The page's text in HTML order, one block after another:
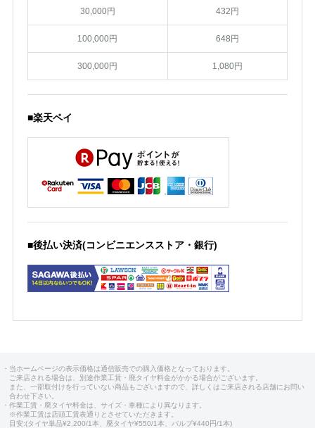
30,000円 432円
100,000円 648円
300,000円 1,080円
■楽天ペイ
■後払い決済(コンビニエンスストア・銀行)
・当ホームページの表示価格は通信販売での購入価格となっております。
ご来店される場合は、別途作業工賃・廃タイヤ料金がかかる場合がございます。
また、一部取付けを行っていない商品もございますので、詳しくはご来店される店舗にお問い
合わせ下さい。
・作業工賃・廃タイヤ料金は、サイズ・車種により異なります。
※作業工賃は店頭工賃表通りとさせていただきます。
目安:(タイヤ単品¥2,200/1本、廃タイヤ¥550/1本、バルブ¥440円/1本)